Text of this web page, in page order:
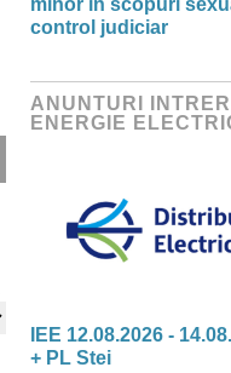
minor în scopuri
control judiciar
ANUNTURI
ENERGIE
IEE 12.08.2026 -
+ PL Stei